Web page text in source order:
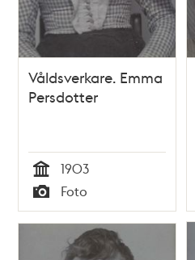
Våldsverkare. Emma
Persdotter
Tid
1903
Typ
Foto